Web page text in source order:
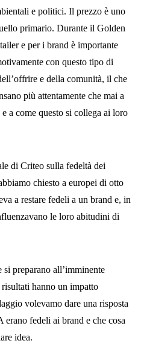
e politici. Il prezzo è uno
primario. Durante il Golden
e per i brand è importante
con questo tipo di
e della comunità, il che
più attentamente che mai a
a come questo si collega ai loro
di Criteo sulla fedeltà dei
chiesto a europei di otto
a restare fedeli a un brand e, in
le loro abitudini di
preparano all’imminente
hanno un impatto
volevamo dare una risposta
fedeli ai brand e che cosa
idea.